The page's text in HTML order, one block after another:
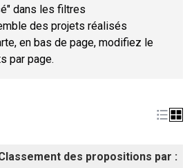
dans les filtres
des projets réalisés
en bas de page, modifiez le
par page.
des propositions par :